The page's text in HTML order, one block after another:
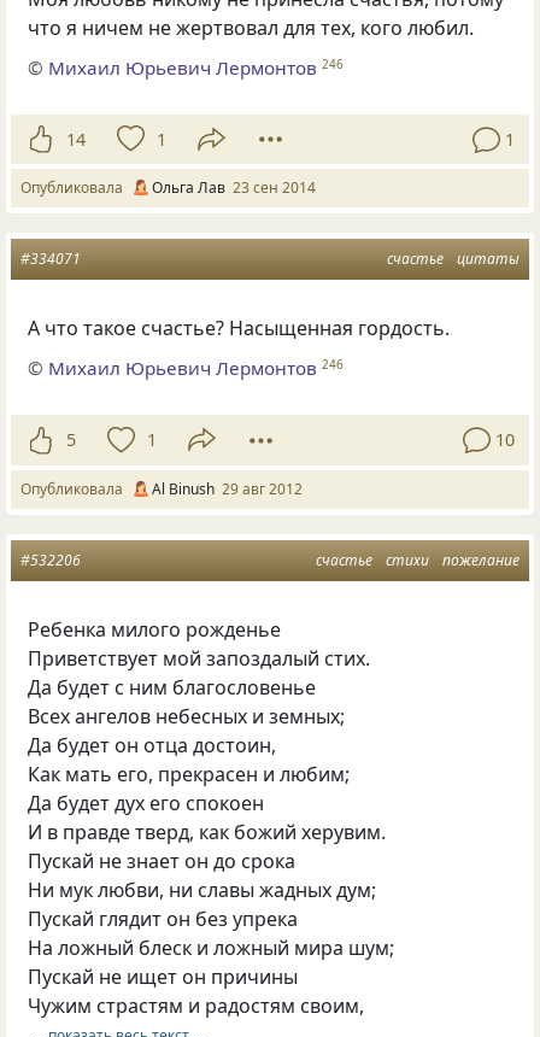
что я ничем не жертвовал для тех, кого любил.
© Михаил Юрьевич Лермонтов 246
14 1 1
Опубликовала Ольга Лав 23 сен 2014
счастье цитаты
#334071
А что такое счастье? Насыщенная гордость.
© Михаил Юрьевич Лермонтов 246
5 1 10
Опубликовала Al Binush 29 авг 2012
счастье стихи пожелание
#532206
Ребенка милого рожденье
Приветствует мой запоздалый стих.
Да будет с ним благословенье
Всех ангелов небесных и земных;
Да будет он отца достоин,
Как мать его, прекрасен и любим;
Да будет дух его спокоен
И в правде тверд, как божий херувим.
Пускай не знает он до срока
Ни мук любви, ни славы жадных дум;
Пускай глядит он без упрека
На ложный блеск и ложный мира шум;
Пускай не ищет он причины
Чужим страстям и радостям своим,